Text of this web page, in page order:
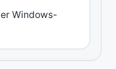
Windows-